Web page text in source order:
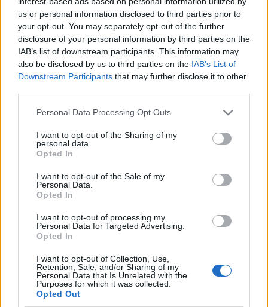
us or personal information disclosed to third parties prior to
your opt-out. You may separately opt-out of the further
disclosure of your personal information by third parties on the
IAB’s list of downstream participants. This information may
also be disclosed by us to third parties on the IAB’s List of
Downstream Participants that may further disclose it to other
Please note that this website/app uses one or more Google
not limited to your visit or usage behaviour. You may click to
grant or deny consent to Google and its third-party tags to
use your data for below specified purposes in below Google
consent section.
Personal Data Processing Opt Outs
I want to opt-out of the Sharing of my
personal data.
Opted In
I want to opt-out of the Sale of my
Personal Data.
Opted In
I want to opt-out of processing my
Personal Data for Targeted Advertising.
Opted In
I want to opt-out of Collection, Use,
Retention, Sale, and/or Sharing of my
Personal Data that Is Unrelated with the
Purposes for which it was collected.
Opted Out